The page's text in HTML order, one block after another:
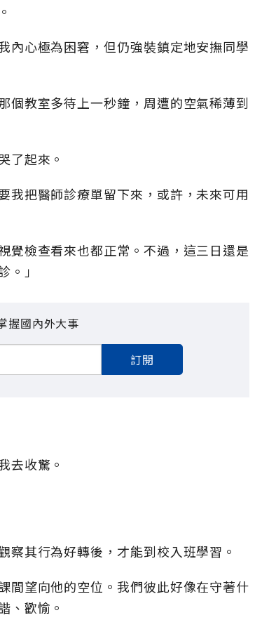
內心極為困窘，但仍強裝鎮定地安撫同學
個教室多待上一秒鐘，周遭的空氣稀薄到
了起來。
我把醫師診療單留下來，或許，未來可用
覺檢查看來也都正常。不過，這三日還是
。」
握國內外大事
訂閱
去收驚。
其行為好轉後，才能到校入班學習。
間望向他的空位。我們彼此好像在守著什
、歡愉。